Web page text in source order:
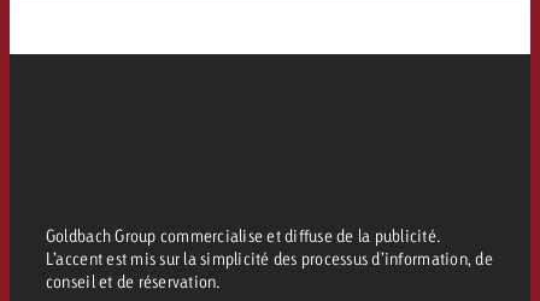
Goldbach Group commercialise et diffuse de la publicité.
L’accent est mis sur la simplicité des processus d’information, de
conseil et de réservation.